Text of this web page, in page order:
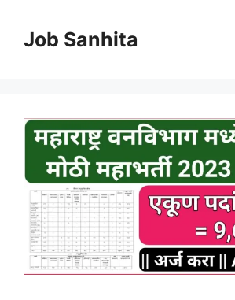
contentJob Sanhita